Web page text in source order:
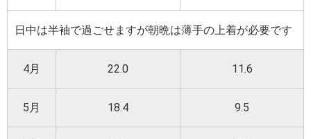
日中は半袖で過ごせますが朝晩は薄手の上着が必要です
4月 22.0 11.6
5月 18.4 9.5